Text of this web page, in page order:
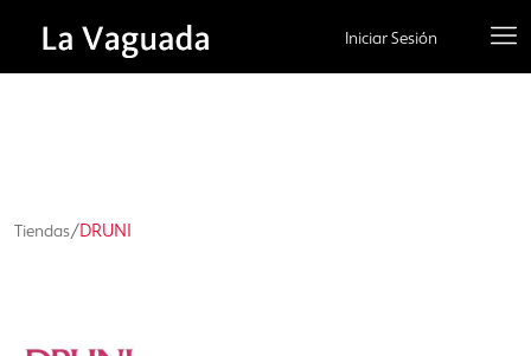
Iniciar Sesión
Tiendas/DRUNI